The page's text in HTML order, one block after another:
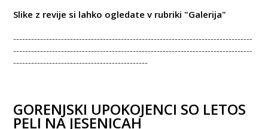
Slike z revije si lahko ogledate v rubriki "Galerija"
--------------------------------------------------------------------------------
--------------------------------------------------------------------------------
---------------------------------------------
GORENJSKI UPOKOJENCI SO LETOS
PELI NA JESENICAH